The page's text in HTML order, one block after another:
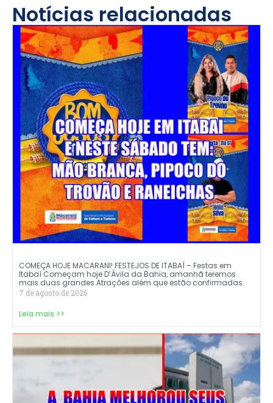
Notícias relacionadas
COMEÇA HOJE MACARANI! FESTEJOS DE ITABAÍ – Festas em
Itabaí Começam hoje D’Ávila da Bahia, amanhã teremos
mais duas grandes Atrações além que estão confirmadas.
7 de agosto de 2026
Leia mais >>